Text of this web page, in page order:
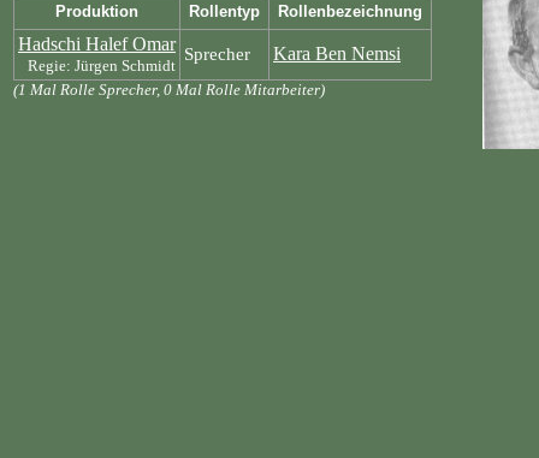
Produktion Rollentyp Rollenbezeichnung
Hadschi Halef Omar
Regie: Jürgen Schmidt
Sprecher Kara Ben Nemsi
(1 Mal Rolle Sprecher, 0 Mal Rolle Mitarbeiter)